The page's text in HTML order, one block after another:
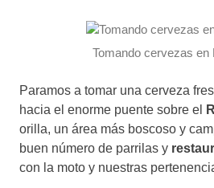
Tomando cervezas en
Paramos a tomar una cerveza
hacia el enorme puente sobre el
orilla, un área más boscoso y
buen número de parrilas y
con la moto y nuestras